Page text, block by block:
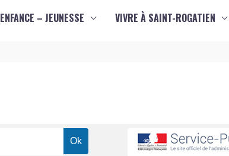
ENFANCE – JEUNESSE VIVRE À SAINT-ROGATIEN